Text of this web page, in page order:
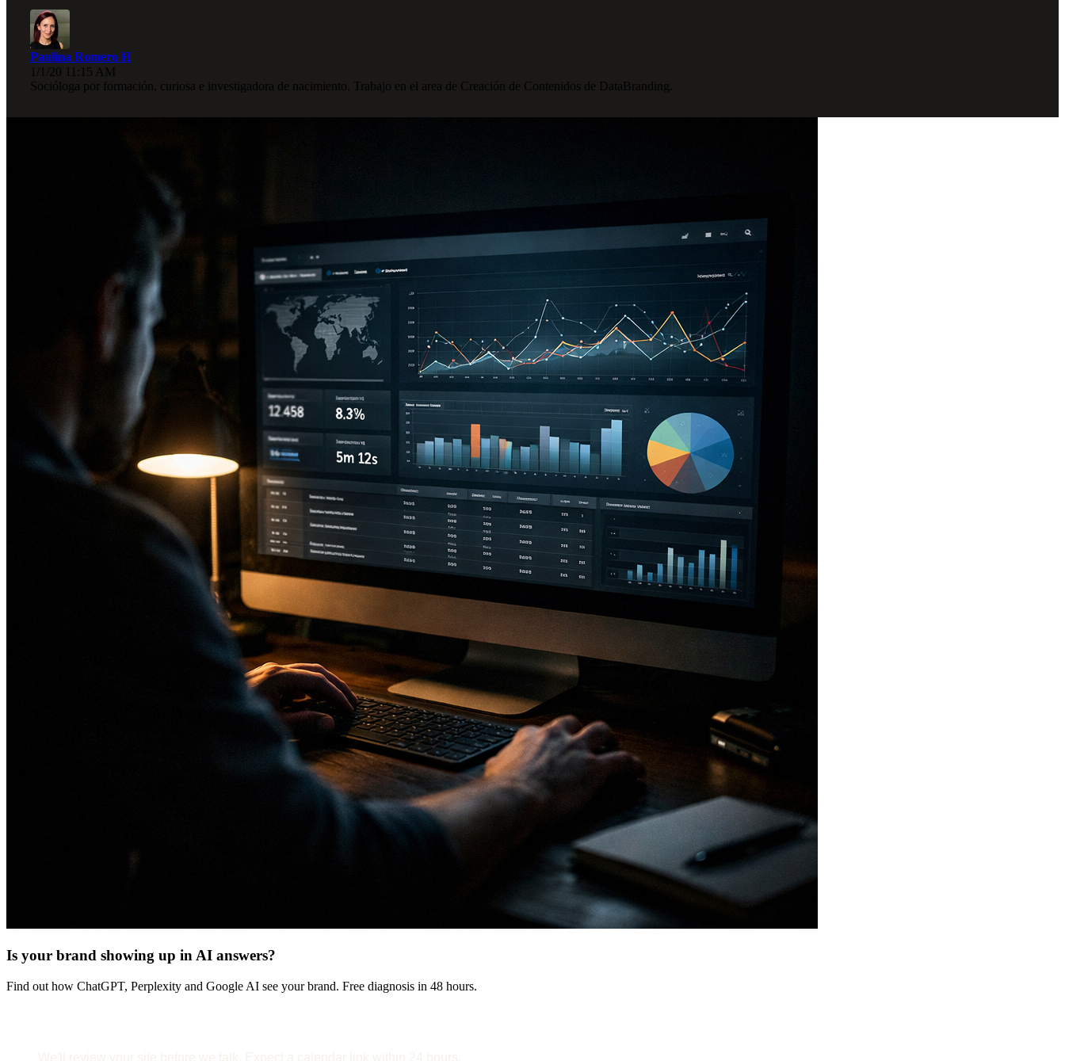
Paulina Romero H
1/1/20 11:15 AM
Socióloga por formación, curiosa e investigadora de nacimiento. Trabajo en el area de Creación de Contenidos de DataBranding.
Is your brand showing up in AI answers?
Find out how ChatGPT, Perplexity and Google AI see your brand. Free diagnosis in 48 hours.